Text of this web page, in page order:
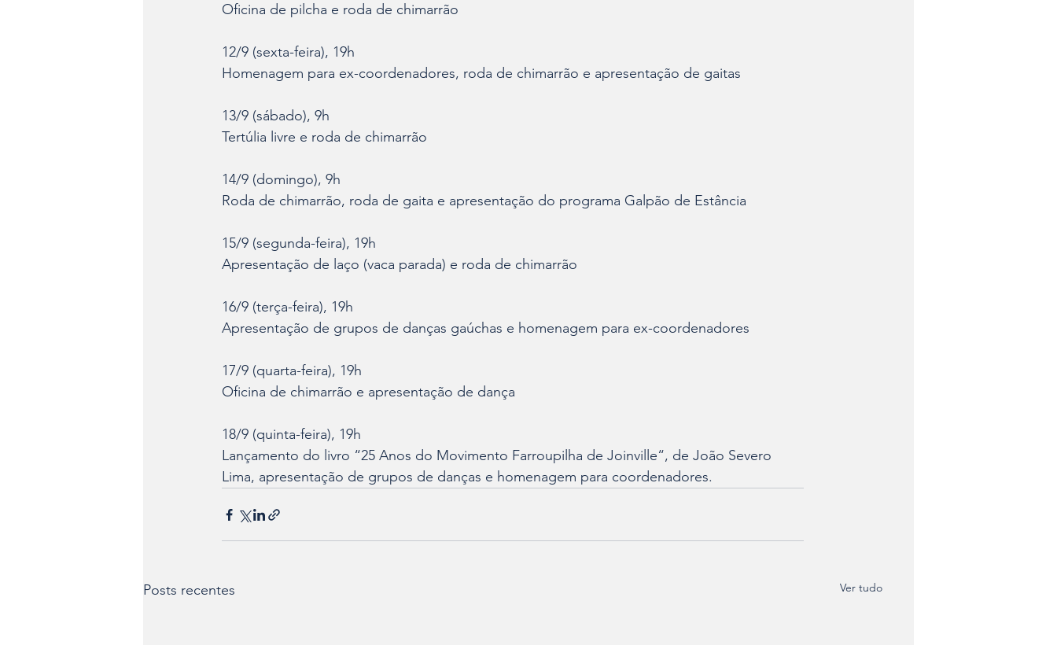
Oficina de pilcha e roda de chimarrão
12/9 (sexta-feira), 19h
Homenagem para ex-coordenadores, roda de chimarrão e apresentação de gaitas
13/9 (sábado), 9h
Tertúlia livre e roda de chimarrão
14/9 (domingo), 9h
Roda de chimarrão, roda de gaita e apresentação do programa Galpão de Estância
15/9 (segunda-feira), 19h
Apresentação de laço (vaca parada) e roda de chimarrão
16/9 (terça-feira), 19h
Apresentação de grupos de danças gaúchas e homenagem para ex-coordenadores
17/9 (quarta-feira), 19h
Oficina de chimarrão e apresentação de dança
18/9 (quinta-feira), 19h
Lançamento do livro “25 Anos do Movimento Farroupilha de Joinville“, de João Severo
Lima, apresentação de grupos de danças e homenagem para coordenadores.
Posts recentes Ver tudo